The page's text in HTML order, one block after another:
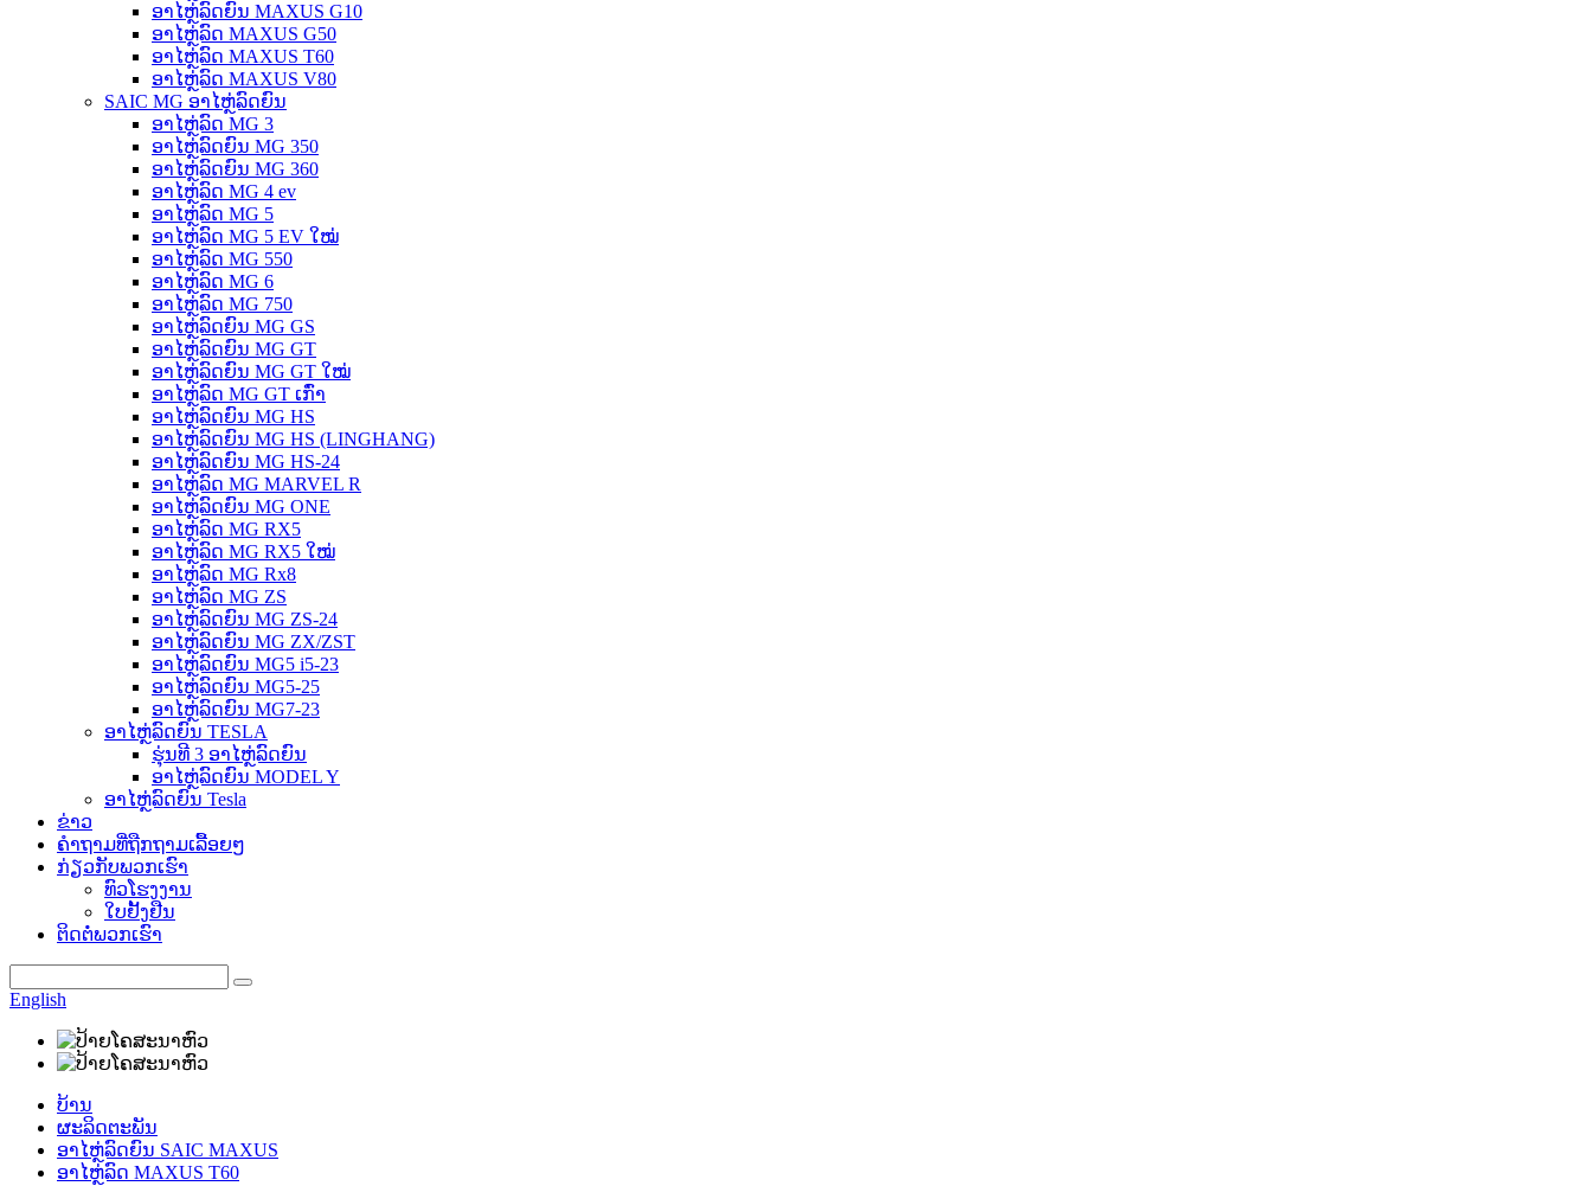
ອາໄຫຼ່ລົດຍົນ MAXUS G10
ອາໄຫຼ່ລົດ MAXUS G50
ອາໄຫຼ່ລົດ MAXUS T60
ອາໄຫຼ່ລົດ MAXUS V80
SAIC MG ອາໄຫຼ່ລົດຍົນ
ອາໄຫຼ່ລົດ MG 3
ອາໄຫຼ່ລົດຍົນ MG 350
ອາໄຫຼ່ລົດຍົນ MG 360
ອາໄຫຼ່ລົດ MG 4 ev
ອາໄຫຼ່ລົດ MG 5
ອາໄຫຼ່ລົດ MG 5 EV ໃໝ່
ອາໄຫຼ່ລົດ MG 550
ອາໄຫຼ່ລົດ MG 6
ອາໄຫຼ່ລົດ MG 750
ອາໄຫຼ່ລົດຍົນ MG GS
ອາໄຫຼ່ລົດຍົນ MG GT
ອາໄຫຼ່ລົດຍົນ MG GT ໃໝ່
ອາໄຫຼ່ລົດ MG GT ເກົ່າ
ອາໄຫຼ່ລົດຍົນ MG HS
ອາໄຫຼ່ລົດຍົນ MG HS (LINGHANG)
ອາໄຫຼ່ລົດຍົນ MG HS-24
ອາໄຫຼ່ລົດ MG MARVEL R
ອາໄຫຼ່ລົດຍົນ MG ONE
ອາໄຫຼ່ລົດ MG RX5
ອາໄຫຼ່ລົດ MG RX5 ໃໝ່
ອາໄຫຼ່ລົດ MG Rx8
ອາໄຫຼ່ລົດ MG ZS
ອາໄຫຼ່ລົດຍົນ MG ZS-24
ອາໄຫຼ່ລົດຍົນ MG ZX/ZST
ອາໄຫຼ່ລົດຍົນ MG5 i5-23
ອາໄຫຼ່ລົດຍົນ MG5-25
ອາໄຫຼ່ລົດຍົນ MG7-23
ອາໄຫຼ່ລົດຍົນ TESLA
ຮຸ່ນທີ 3 ອາໄຫຼ່ລົດຍົນ
ອາໄຫຼ່ລົດຍົນ MODEL Y
ອາໄຫຼ່ລົດຍົນ Tesla
ຂ່າວ
ຄຳຖາມທີ່ຖືກຖາມເລື້ອຍໆ
ກ່ຽວກັບພວກເຮົາ
ທົວໂຮງງານ
ໃບຢັ້ງຢືນ
ຕິດຕໍ່ພວກເຮົາ
English
ບ້ານ
ຜະລິດຕະພັນ
ອາໄຫຼ່ລົດຍົນ SAIC MAXUS
ອາໄຫຼ່ລົດ MAXUS T60